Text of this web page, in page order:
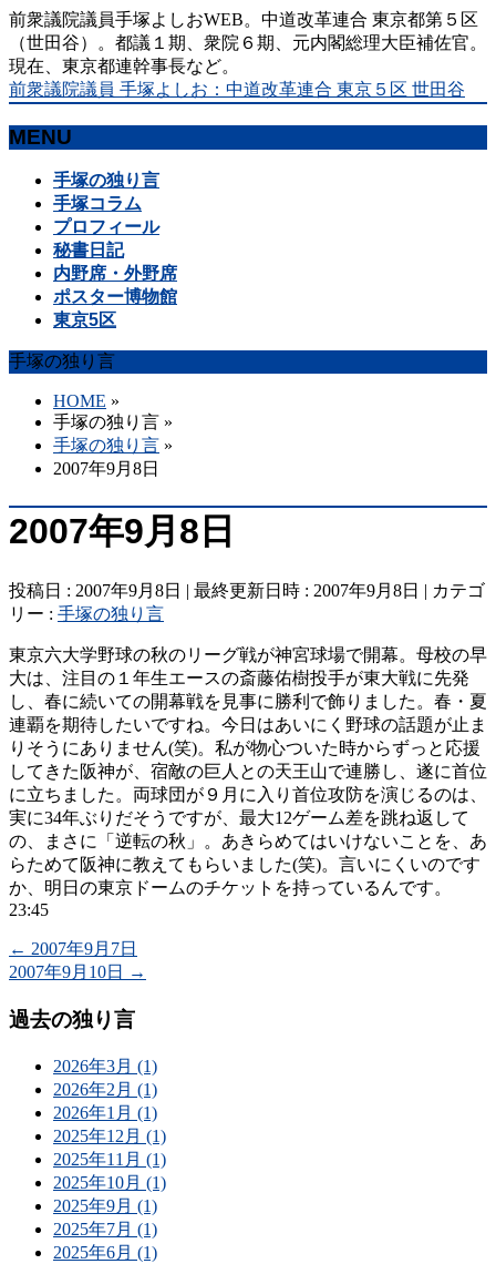
前衆議院議員手塚よしおWEB。中道改革連合 東京都第５区
（世田谷）。都議１期、衆院６期、元内閣総理大臣補佐官。
現在、東京都連幹事長など。
前衆議院議員 手塚よしお：中道改革連合 東京５区 世田谷
MENU
手塚の独り言
手塚コラム
プロフィール
秘書日記
内野席・外野席
ポスター博物館
東京5区
手塚の独り言
HOME »
手塚の独り言 »
手塚の独り言 »
2007年9月8日
2007年9月8日
投稿日 : 2007年9月8日 最終更新日時 : 2007年9月8日
カテゴ
リー : 手塚の独り言
東京六大学野球の秋のリーグ戦が神宮球場で開幕。母校の早
大は、注目の１年生エースの斎藤佑樹投手が東大戦に先発
し、春に続いての開幕戦を見事に勝利で飾りました。春・夏
連覇を期待したいですね。今日はあいにく野球の話題が止ま
りそうにありません(笑)。私が物心ついた時からずっと応援
してきた阪神が、宿敵の巨人との天王山で連勝し、遂に首位
に立ちました。両球団が９月に入り首位攻防を演じるのは、
実に34年ぶりだそうですが、最大12ゲーム差を跳ね返して
の、まさに「逆転の秋」。あきらめてはいけないことを、あ
らためて阪神に教えてもらいました(笑)。言いにくいのです
か、明日の東京ドームのチケットを持っているんです。
23:45
← 2007年9月7日
2007年9月10日
→
過去の独り言
2026年3月 (1)
2026年2月 (1)
2026年1月 (1)
2025年12月 (1)
2025年11月 (1)
2025年10月 (1)
2025年9月 (1)
2025年7月 (1)
2025年6月 (1)